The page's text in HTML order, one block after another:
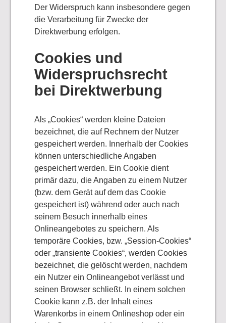
Der Widerspruch kann insbesondere gegen
die Verarbeitung für Zwecke der
Direktwerbung erfolgen.
Cookies und
Widerspruchsrecht
bei Direktwerbung
Als „Cookies“ werden kleine Dateien
bezeichnet, die auf Rechnern der Nutzer
gespeichert werden. Innerhalb der Cookies
können unterschiedliche Angaben
gespeichert werden. Ein Cookie dient
primär dazu, die Angaben zu einem Nutzer
(bzw. dem Gerät auf dem das Cookie
gespeichert ist) während oder auch nach
seinem Besuch innerhalb eines
Onlineangebotes zu speichern. Als
temporäre Cookies, bzw. „Session-Cookies“
oder „transiente Cookies“, werden Cookies
bezeichnet, die gelöscht werden, nachdem
ein Nutzer ein Onlineangebot verlässt und
seinen Browser schließt. In einem solchen
Cookie kann z.B. der Inhalt eines
Warenkorbs in einem Onlineshop oder ein